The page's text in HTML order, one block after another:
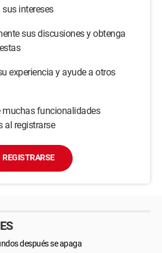
intereses
sus discusiones y obtenga
experiencia y ayude a otros
muchas funcionalidades
al registrarse
REGISTRARSE
después se apaga